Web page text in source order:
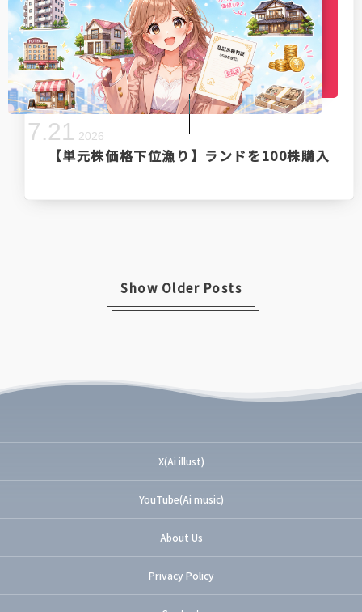
【単元株価格下位漁り】ランドを100株購入
7.21 2026
Show Older Posts
X(Ai illust)
YouTube(Ai music)
About Us
Privacy Policy